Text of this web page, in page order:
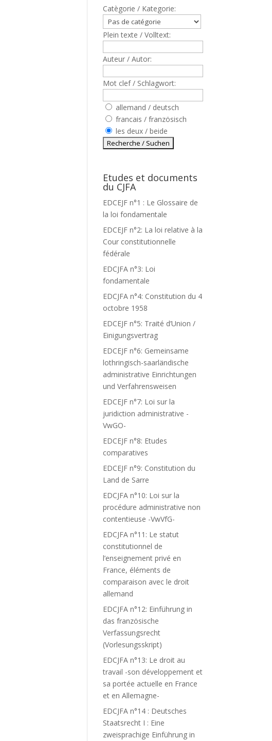
Catègorie / Kategorie:
Plein texte / Volltext:
Auteur / Autor:
Mot clef / Schlagwort:
allemand / deutsch
francais / französisch
les deux / beide
Etudes et documents
du CJFA
EDCEJF n°1 : Le Glossaire de
la loi fondamentale
EDCEJF n°2: La loi relative à la
Cour constitutionnelle
fédérale
EDCJFA n°3: Loi
fondamentale
EDCJFA n°4: Constitution du 4
octobre 1958
EDCEJF n°5: Traité d’Union /
Einigungsvertrag
EDCEJF n°6: Gemeinsame
lothringisch-saarländische
administrative Einrichtungen
und Verfahrensweisen
EDCEJF n°7: Loi sur la
juridiction administrative -
VwGO-
EDCEJF n°8: Etudes
comparatives
EDCEJF n°9: Constitution du
Land de Sarre
EDCJFA n°10: Loi sur la
procédure administrative non
contentieuse -VwVfG-
EDCJFA n°11: Le statut
constitutionnel de
l’enseignement privé en
France, éléments de
comparaison avec le droit
allemand
EDCJFA n°12: Einführung in
das französische
Verfassungsrecht
(Vorlesungsskript)
EDCJFA n°13: Le droit au
travail -son développement et
sa portée actuelle en France
et en Allemagne-
EDCJFA n°14 : Deutsches
Staatsrecht I : Eine
zweisprachige Einführung in